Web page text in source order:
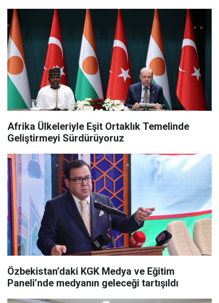
Afrika Ülkeleriyle Eşit Ortaklık Temelinde
Geliştirmeyi Sürdürüyoruz
Özbekistan’daki KGK Medya ve Eğitim
Paneli’nde medyanın geleceği tartışıldı